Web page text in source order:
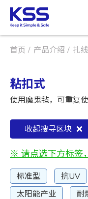
首页 产品介绍 扎
粘扣式
使用魔鬼毡，可重复使
收起搜寻区块
※ 请点选下方标签
标准型 抗UV
太阳能产业
耐